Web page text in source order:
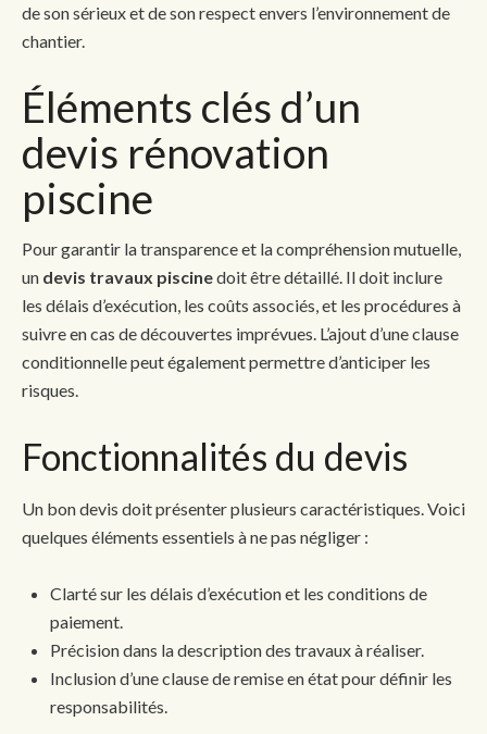
de son sérieux et de son respect envers l’environnement de
chantier.
Éléments clés d’un
devis rénovation
piscine
Pour garantir la transparence et la compréhension mutuelle,
un devis travaux piscinedoit être détaillé. Il doit inclure
les délais d’exécution, les coûts associés, et les procédures à
suivre en cas de découvertes imprévues. L’ajout d’une clause
conditionnelle peut également permettre d’anticiper les
risques.
Fonctionnalités du devis
Un bon devis doit présenter plusieurs caractéristiques. Voici
quelques éléments essentiels à ne pas négliger :
Clarté sur les délais d’exécution et les conditions de
paiement.
Précision dans la description des travaux à réaliser.
Inclusion d’une clause de remise en état pour définir les
responsabilités.